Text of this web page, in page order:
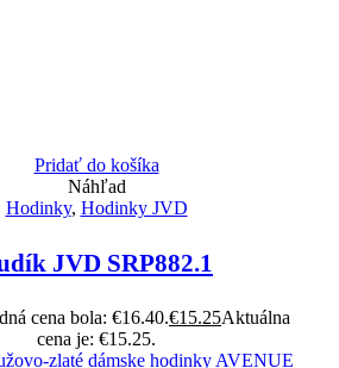
Pridať do košíka
Náhľad
Hodinky, Hodinky JVD
JVD SRP882.1
cena bola: €16.40.€15.25Aktuálna
cena je: €15.25.